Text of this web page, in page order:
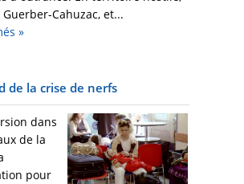
Cahuzac, et...
»
de la crise de nerfs
dans
de la
pour